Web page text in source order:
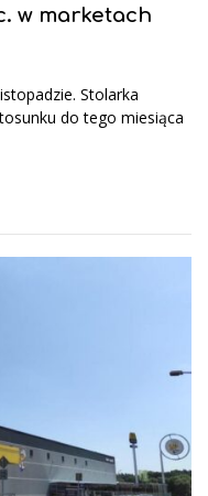
w marketach
Stolarka
do tego miesiąca